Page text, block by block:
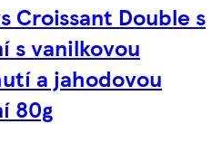
Croissant Double s
s vanilkovou
a jahodovou
80g